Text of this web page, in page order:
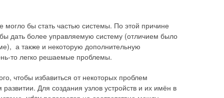
могло бы стать частью системы. По этой причине
дать более управляемую систему (отличием было
а также и некоторую дополнительную
то легко решаемые проблемы.
чтобы избавиться от некоторых проблем
Для создания узлов устройств и их имён в